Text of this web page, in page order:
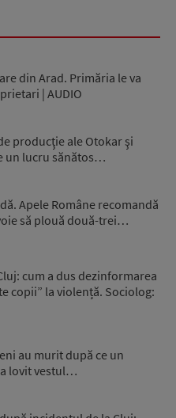
din Arad. Primăria le va
| AUDIO
producţie ale Otokar şi
un lucru sănătos…
Apele Române recomandă
să plouă două-trei…
cum a dus dezinformarea
copii” la violență. Sociolog:
au murit după ce un
lovit vestul…